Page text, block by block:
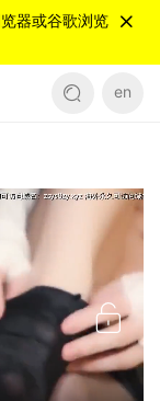
器或谷歌浏览
en